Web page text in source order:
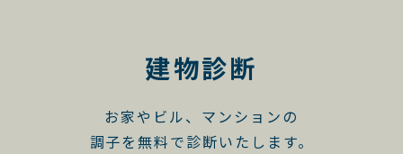
建物診断
お家やビル、マンションの
調子を無料で診断いたします。